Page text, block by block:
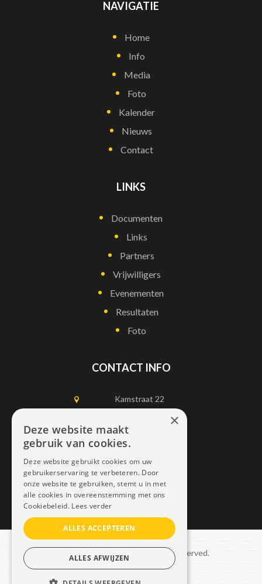
NAVIGATIE
Home
Info
Media
Foto
Kalender
Nieuws
Contact
LINKS
Documenten
Links
Partners
Vrijwilligers
Evenementen
Resultaten
Foto
CONTACT INFO
Kamstraat 22
1750 Lennik
0497452898
info@dais.be
Copyright © 2021 Dais. All rights reserved.
Sitemap–GDPR
×
Deze website maakt
gebruik van cookies.
Deze website gebruikt cookies om uw
gebruikerservaring te verbeteren. Door
onze website te gebruiken, stemt u in met
alle cookies in overeenstemming met ons
Cookiebeleid. Lees verder
ALLES ACCEPTEREN
ALLES AFWIJZEN